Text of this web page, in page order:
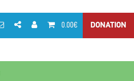
0.00€ DONATION